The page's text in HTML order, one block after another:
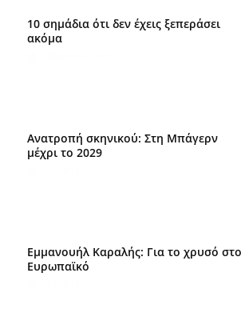
10 σημάδια ότι δεν έχεις ξεπεράσει
ακόμα
Ανατροπή σκηνικού: Στη Μπάγερν
μέχρι το 2029
Εμμανουήλ Καραλής: Για το χρυσό στο
Ευρωπαϊκό